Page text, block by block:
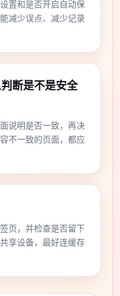
置和是否开启自动保
减少误点、减少记录
断是不是安全
说明是否一致，再决
不一致的页面，都应
页，并检查是否留下
享设备，最好连缓存